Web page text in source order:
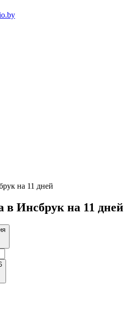
Инсбрук на 11 дней